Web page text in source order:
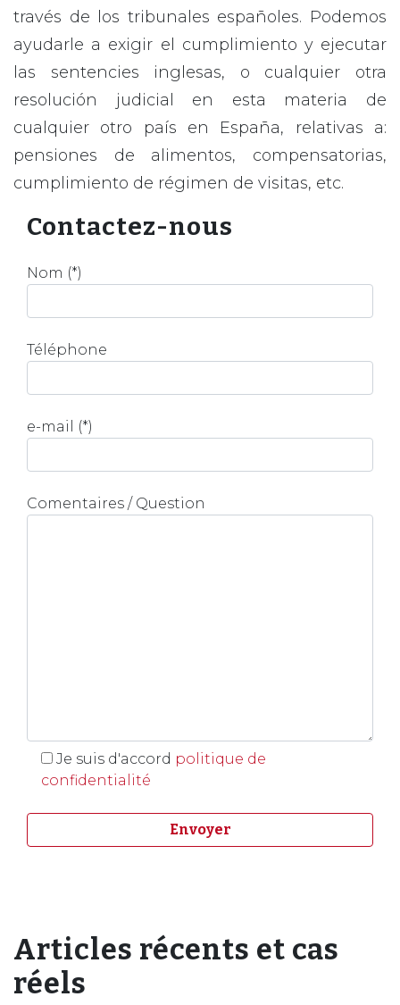
través de los tribunales españoles. Podemos
ayudarle a exigir el cumplimiento y ejecutar
las sentencies inglesas, o cualquier otra
resolución judicial en esta materia de
cualquier otro país en España, relativas a:
pensiones de alimentos, compensatorias,
cumplimiento de régimen de visitas, etc.
Contactez-nous
Nom (*)
Téléphone
e-mail (*)
Comentaires / Question
Je suis d'accord politique de
confidentialité
Articles récents et cas
réels